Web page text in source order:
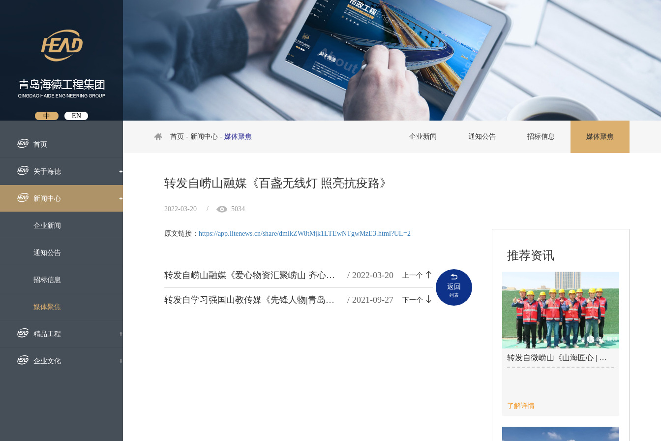
中 EN
首页
关于海德 +
企业概况
组织机构
下属公司
发展历程
荣誉资质
企业宣传片
新闻中心 +
企业新闻
通知公告
招标信息
媒体聚焦
精品工程 +
国内工程
企业文化 +
首页 - 新闻中心 - 媒体聚焦 企业新闻 通知公告 招标信息 媒体聚焦
转发自崂山融媒《百盏无线灯 照亮抗疫路》
2022-03-20 / 5034
原文链接： https://app.litenews.cn/share/dmlkZW8tMjk1LTEwNTgwMzE3.html?UL=2
转发自崂山融媒《爱心物资汇聚崂山 齐心筑牢战“疫”堡垒》 / 2022-03-20 上一个
转发自学习强国山教传媒《先锋人物|青岛海德工程集团李庚忠：传承工匠精神 发挥领军作用》 / 2021-09-27 下一个
返回
列表
推荐资讯
转发自微崂山《山海匠心 | 青岛海德工程：以创新推动市政工程升级转型》 / 2025-05-06
了解详情